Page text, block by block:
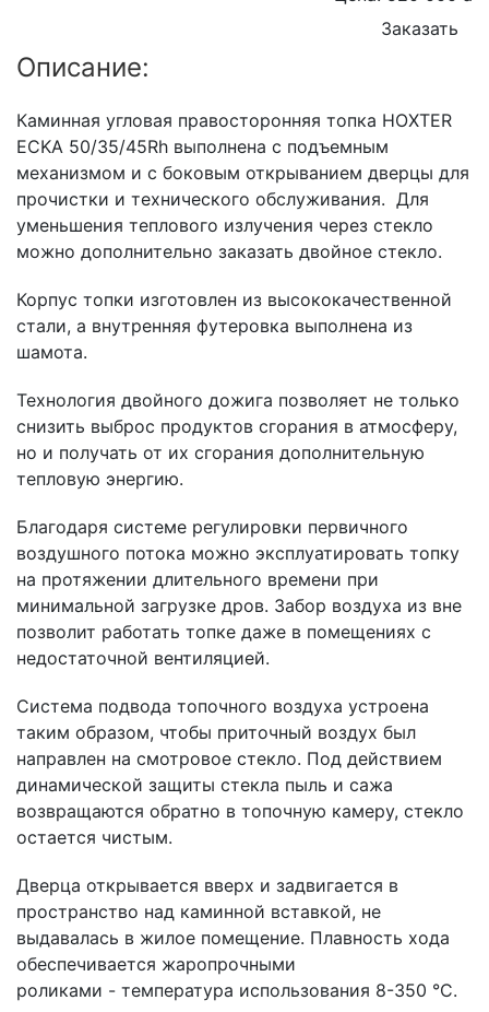
Заказать
Описание:
Каминная угловая правосторонняя топка HOXTER
ECKA 50/35/45Rh выполнена с подъемным
механизмом и с боковым открыванием дверцы для
прочистки и технического обслуживания. Для
уменьшения теплового излучения через стекло
можно дополнительно заказать двойное стекло.
Корпус топки изготовлен из высококачественной
стали, а внутренняя футеровка выполнена из
шамота.
Технология двойного дожига позволяет не только
снизить выброс продуктов сгорания в атмосферу,
но и получать от их сгорания дополнительную
тепловую энергию.
Благодаря системе регулировки первичного
воздушного потока можно эксплуатировать топку
на протяжении длительного времени при
минимальной загрузке дров. Забор воздуха из вне
позволит работать топке даже в помещениях с
недостаточной вентиляцией.
Система подвода топочного воздуха устроена
таким образом, чтобы приточный воздух был
направлен на смотровое стекло. Под действием
динамической защиты стекла пыль и сажа
возвращаются обратно в топочную камеру, стекло
остается чистым.
Дверца открывается вверх и задвигается в
пространство над каминной вставкой, не
выдавалась в жилое помещение. Плавность хода
обеспечивается жаропрочными
роликами - температура использования 8-350 °С.